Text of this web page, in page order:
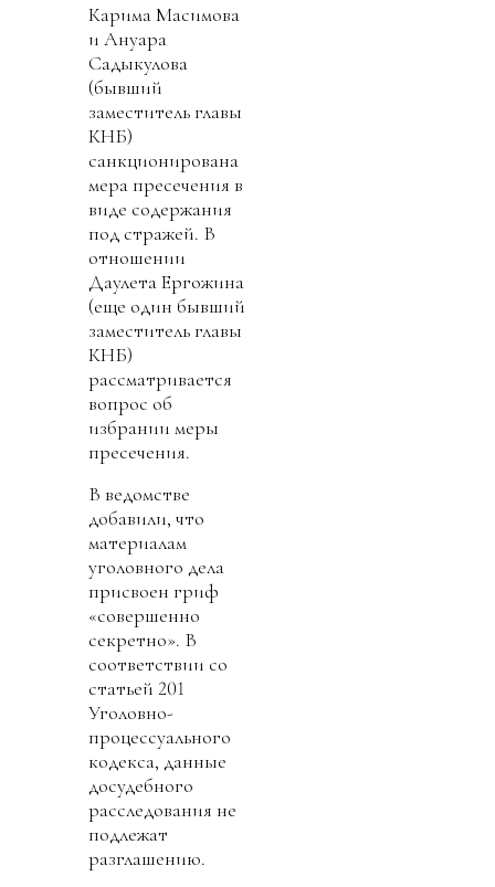
Карима Масимова
и Ануара
Садыкулова
(бывший
заместитель главы
КНБ)
санкционирована
мера пресечения в
виде содержания
под стражей. В
отношении
Даулета Ергожина
(еще один бывший
заместитель главы
КНБ)
рассматривается
вопрос об
избрании меры
пресечения.
В ведомстве
добавили, что
материалам
уголовного дела
присвоен гриф
«совершенно
секретно». В
соответствии со
статьей 201
Уголовно-
процессуального
кодекса, данные
досудебного
расследования не
подлежат
разглашению.